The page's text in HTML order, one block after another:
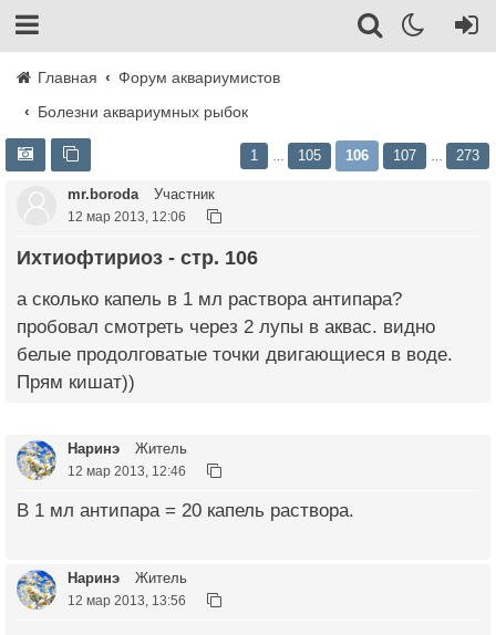
Главная
Форум аквариумистов
Болезни аквариумных рыбок
1 105 106 107 273
mr.boroda Участник
12 мар 2013, 12:06
Ихтиофтириоз - стр. 106
а сколько капель в 1 мл раствора антипара?
пробовал смотреть через 2 лупы в аквас. видно
белые продолговатые точки двигающиеся в воде.
Прям кишат))
Наринэ Житель
12 мар 2013, 12:46
В 1 мл антипара = 20 капель раствора.
Наринэ Житель
12 мар 2013, 13:56